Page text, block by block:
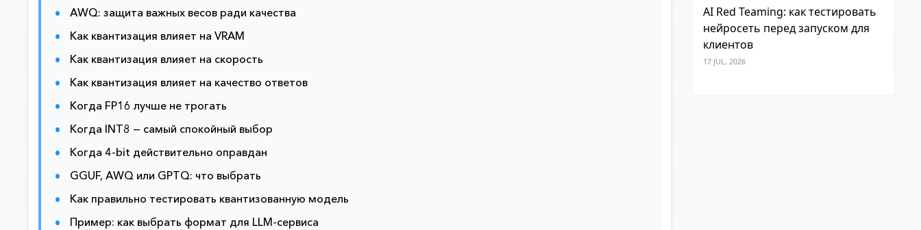
AWQ: защита важных весов ради качества
Как квантизация влияет на VRAM
Как квантизация влияет на скорость
Как квантизация влияет на качество ответов
Когда FP16 лучше не трогать
Когда INT8 — самый спокойный выбор
Когда 4-bit действительно оправдан
GGUF, AWQ или GPTQ: что выбрать
Как правильно тестировать квантизованную модель
Пример: как выбрать формат для LLM-сервиса
AI Red Teaming: как тестировать
нейросеть перед запуском для
клиентов
17 JUL, 2026